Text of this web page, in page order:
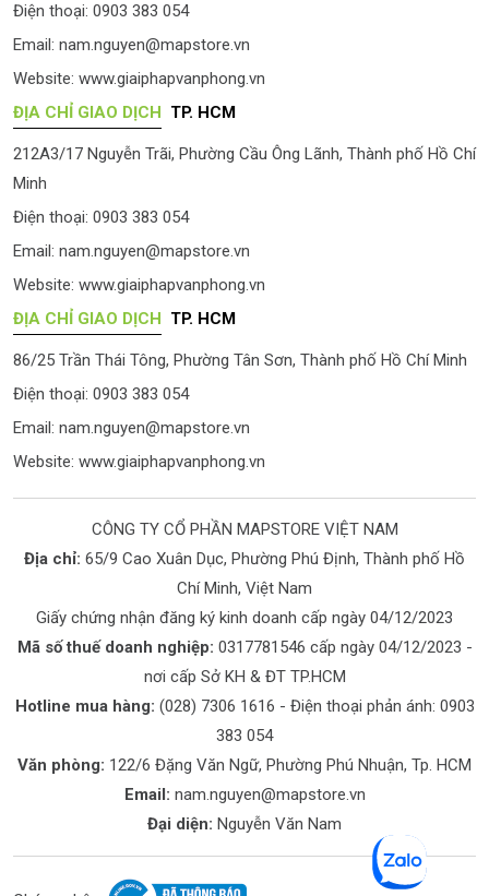
Điện thoại: 0903 383 054
Email: nam.nguyen@mapstore.vn
Website: www.giaiphapvanphong.vn
ĐỊA CHỈ GIAO DỊCH
TP. HCM
212A3/17 Nguyễn Trãi, Phường Cầu Ông Lãnh, Thành phố Hồ Chí
Minh
Điện thoại: 0903 383 054
Email: nam.nguyen@mapstore.vn
Website: www.giaiphapvanphong.vn
ĐỊA CHỈ GIAO DỊCH
TP. HCM
86/25 Trần Thái Tông, Phường Tân Sơn, Thành phố Hồ Chí Minh
Điện thoại: 0903 383 054
Email: nam.nguyen@mapstore.vn
Website: www.giaiphapvanphong.vn
CÔNG TY CỔ PHẦN MAPSTORE VIỆT NAM
Địa chỉ: 65/9 Cao Xuân Dục, Phường Phú Định, Thành phố Hồ
Chí Minh, Việt Nam
Giấy chứng nhận đăng ký kinh doanh cấp ngày 04/12/2023
Mã số thuế doanh nghiệp: 0317781546 cấp ngày 04/12/2023 -
nơi cấp Sở KH & ĐT TP.HCM
Hotline mua hàng: (028) 7306 1616 - Điện thoại phản ánh: 0903
383 054
Văn phòng: 122/6 Đặng Văn Ngữ, Phường Phú Nhuận, Tp. HCM
Email: nam.nguyen@mapstore.vn
Đại diện: Nguyễn Văn Nam